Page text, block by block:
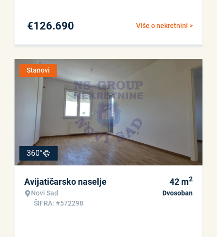
Više o nekretnini >
€126.690
Stanovi
360°
Avijatičarsko naselje
Novi Sad
ŠIFRA: #572298
42 m2
Dvosoban